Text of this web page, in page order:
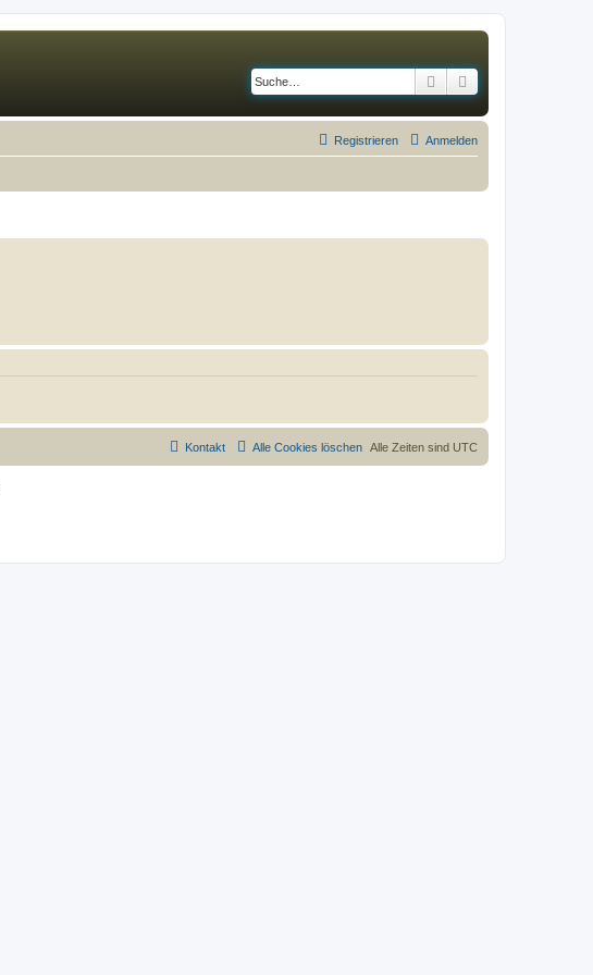
Suche
Anmelden
Registrieren
Alle Zeiten sind UTC
Alle Cookies löschen
Kontakt